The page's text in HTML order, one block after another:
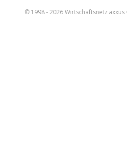
© 1998 - 2026 Wirtschaftsnetz axxus